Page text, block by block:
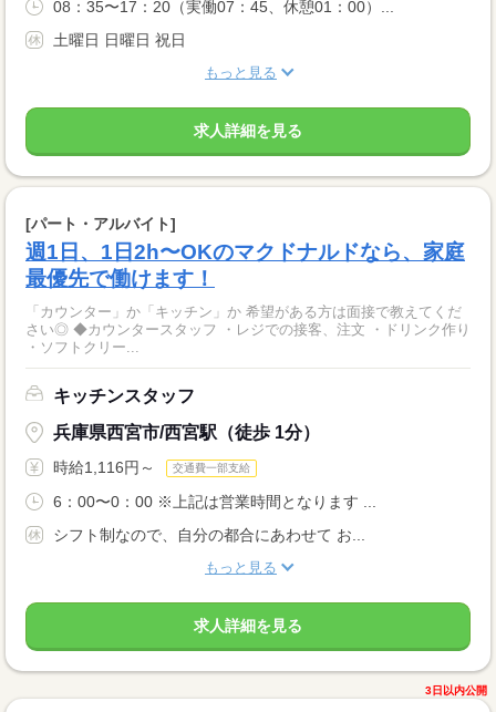
08：35〜17：20（実働07：45、休憩01：00）...
土曜日 日曜日 祝日
もっと見る
求人詳細を見る
[パート・アルバイト]
週1日、1日2h〜OKのマクドナルドなら、家庭
最優先で働けます！
「カウンター」か「キッチン」か 希望がある方は面接で教えてくだ
さい◎ ◆カウンタースタッフ ・レジでの接客、注文 ・ドリンク作り
・ソフトクリー...
キッチンスタッフ
兵庫県西宮市/西宮駅（徒歩 1分）
時給1,116円～ 交通費一部支給
6：00〜0：00 ※上記は営業時間となります ...
シフト制なので、自分の都合にあわせて お...
もっと見る
求人詳細を見る
3日以内公開